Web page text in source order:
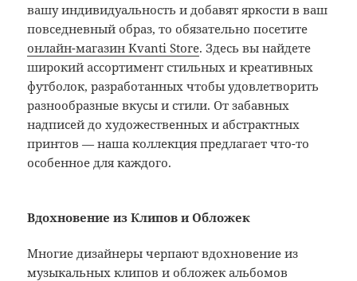
вашу индивидуальность и добавят яркости в ваш
повседневный образ, то обязательно посетите
онлайн-магазин Kvanti Store. Здесь вы найдете
широкий ассортимент стильных и креативных
футболок, разработанных чтобы удовлетворить
разнообразные вкусы и стили. От забавных
надписей до художественных и абстрактных
принтов — наша коллекция предлагает что-то
особенное для каждого.
Вдохновение из Клипов и Обложек
Многие дизайнеры черпают вдохновение из
музыкальных клипов и обложек альбомов